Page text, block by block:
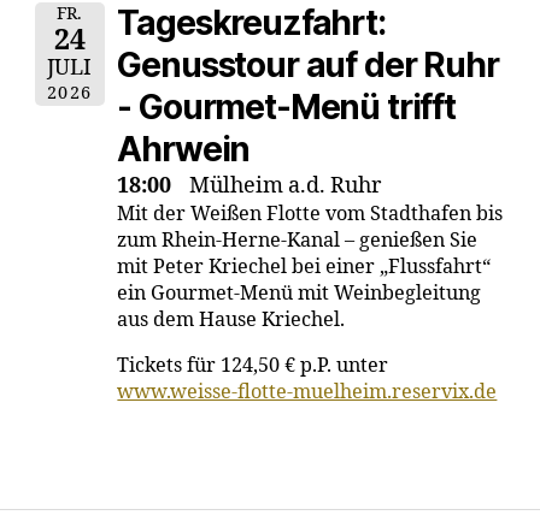
FR.
24
JULI
2026
Tageskreuzfahrt:
Genusstour auf der Ruhr
- Gourmet-Menü trifft
Ahrwein
18:00 Mülheim a.d. Ruhr
Mit der Weißen Flotte vom Stadthafen bis
zum Rhein-Herne-Kanal – genießen Sie
mit Peter Kriechel bei einer „Flussfahrt“
ein Gourmet-Menü mit Weinbegleitung
aus dem Hause Kriechel.
Tickets für 124,50 € p.P. unter
www.weisse-flotte-muelheim.reservix.de